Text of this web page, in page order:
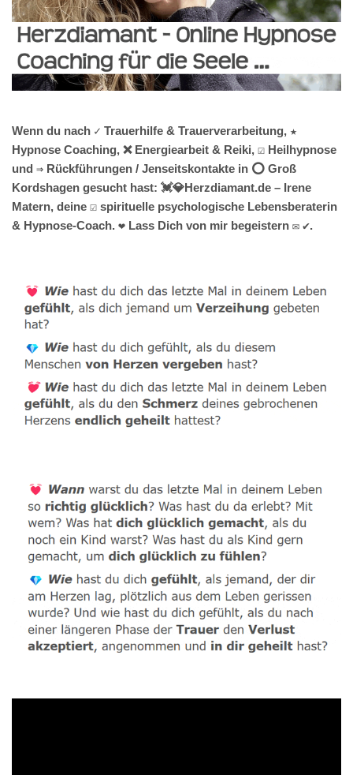
Wenn du nach ✓ Trauerhilfe & Trauerverarbeitung, ★
Hypnose Coaching, ❌ Energiearbeit & Reiki, ☑️ Heilhypnose
und ⇒ Rückführungen / Jenseitskontakte in ⭕ Groß
Kordshagen gesucht hast: 💓️💎Herzdiamant.de – Irene
Matern, deine ☑️ spirituelle psychologische Lebensberaterin
& Hypnose-Coach. ❤ Lass Dich von mir begeistern ✉ ✔.